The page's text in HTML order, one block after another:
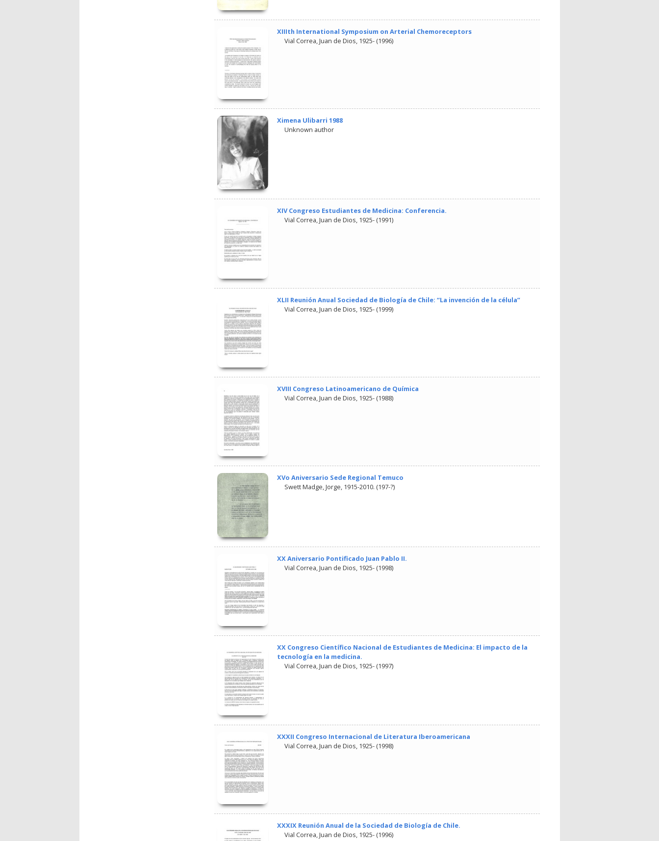
XIIIth International Symposium on Arterial Chemoreceptors
Vial Correa, Juan de Dios, 1925- (1996)
Ximena Ulibarri 1988
Unknown author
XIV Congreso Estudiantes de Medicina: Conferencia.
Vial Correa, Juan de Dios, 1925- (1991)
XLII Reunión Anual Sociedad de Biología de Chile: “La invención de la célula”
Vial Correa, Juan de Dios, 1925- (1999)
XVIII Congreso Latinoamericano de Química
Vial Correa, Juan de Dios, 1925- (1988)
XVo Aniversario Sede Regional Temuco
Swett Madge, Jorge, 1915-2010. (197-?)
XX Aniversario Pontificado Juan Pablo II.
Vial Correa, Juan de Dios, 1925- (1998)
XX Congreso Científico Nacional de Estudiantes de Medicina: El impacto de la
tecnología en la medicina.
Vial Correa, Juan de Dios, 1925- (1997)
XXXII Congreso Internacional de Literatura Iberoamericana
Vial Correa, Juan de Dios, 1925- (1998)
XXXIX Reunión Anual de la Sociedad de Biología de Chile.
Vial Correa, Juan de Dios, 1925- (1996)